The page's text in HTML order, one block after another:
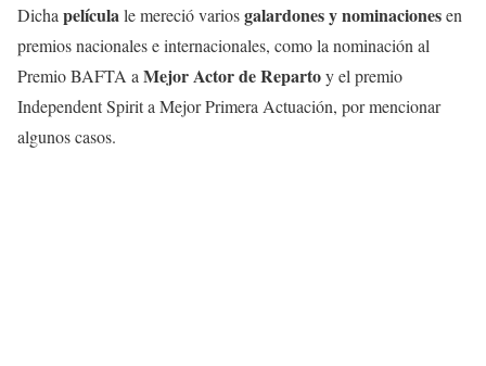
Dicha películale mereció variosgalardones y nominacionesen
premios nacionales e internacionales, como la nominación al
Premio BAFTA a Mejor Actor de Repartoy el premio
Independent Spirit a Mejor Primera Actuación, por mencionar
algunos casos.